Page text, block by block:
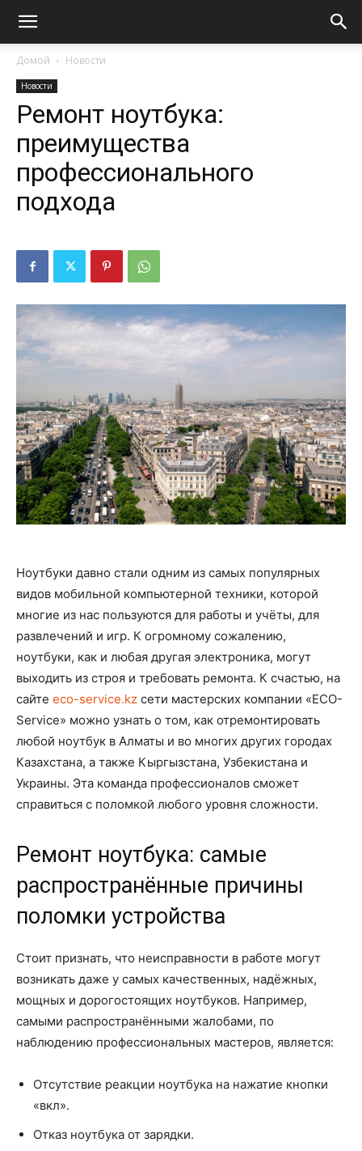
Домой Новости
Новости
Ремонт ноутбука:
преимущества
профессионального
подхода
Ноутбуки давно стали одним из самых популярных
видов мобильной компьютерной техники, которой
многие из нас пользуются для работы и учёты, для
развлечений и игр. К огромному сожалению,
ноутбуки, как и любая другая электроника, могут
выходить из строя и требовать ремонта. К счастью, на
сайте eco-service.kz сети мастерских компании «ECO-
Service» можно узнать о том, как отремонтировать
любой ноутбук в Алматы и во многих других городах
Казахстана, а также Кыргызстана, Узбекистана и
Украины. Эта команда профессионалов сможет
справиться с поломкой любого уровня сложности.
Ремонт ноутбука: самые
распространённые причины
поломки устройства
Стоит признать, что неисправности в работе могут
возникать даже у самых качественных, надёжных,
мощных и дорогостоящих ноутбуков. Например,
самыми распространёнными жалобами, по
наблюдению профессиональных мастеров, является:
Отсутствие реакции ноутбука на нажатие кнопки
«вкл».
Отказ ноутбука от зарядки.